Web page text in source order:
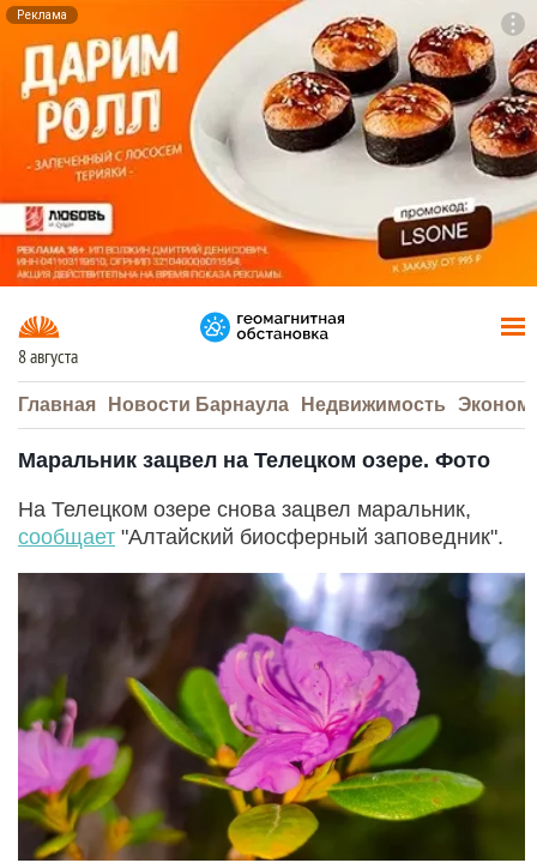
Реклама
8 августа
Главная Новости Барнаула Недвижимость
Маральник зацвел на Телецком озере. Фото
На Телецком озере снова зацвел маральник,
сообщает "Алтайский биосферный заповедник".